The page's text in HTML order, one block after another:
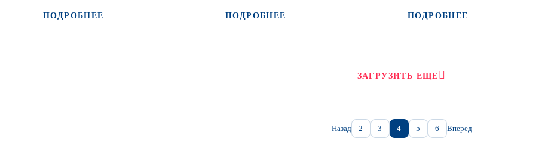
ПОДРОБНЕЕ ПОДРОБНЕЕ
юношей и девушек
ПОДРОБНЕЕ
ЗАГРУЗИТЬ ЕЩЕ
Назад 2 3 4 5 6 Вперед